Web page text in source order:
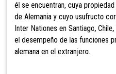
él se encuentran, cuya
de Alemania y cuyo usufructo
Inter Nationes en Santiago,
el desempeño de las funciones
alemana en el extranjero.